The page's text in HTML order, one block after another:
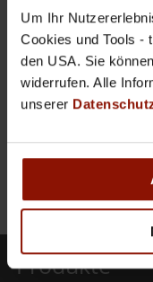
Um Ihr
Cookies und Tools -
den USA. Sie
widerrufen. Alle
unserer
vielen Dank für
Termin findet
Vielleicht finden
Wir bitten um
Ihr
Produkte